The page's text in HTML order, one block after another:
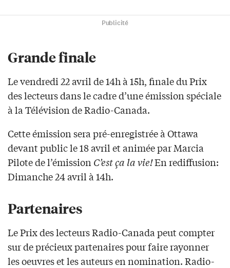
Publicité
Grande finale
Le vendredi 22 avril de 14h à 15h, finale du Prix
des lecteurs dans le cadre d’une émission spéciale
à la Télévision de Radio-Canada.
Cette émission sera pré-enregistrée à Ottawa
devant public le 18 avril et animée par Marcia
Pilote de l’émissionC’est ça la vie!En rediffusion:
Dimanche 24 avril à 14h.
Partenaires
Le Prix des lecteurs Radio-Canada peut compter
sur de précieux partenaires pour faire rayonner
les oeuvres et les auteurs en nomination. Radio-